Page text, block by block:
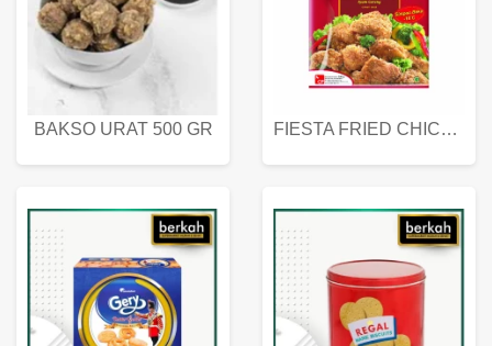
BAKSO URAT 500 GR FIESTA FRIED CHICKEN 500 GR